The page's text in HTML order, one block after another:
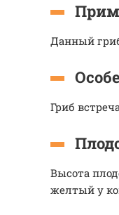
Данный
Гриб
Высота
желтый у